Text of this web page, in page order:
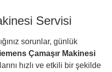
Servisi
sorunlar, günlük
Çamaşır Makinesi
hızlı ve etkili bir şekilde